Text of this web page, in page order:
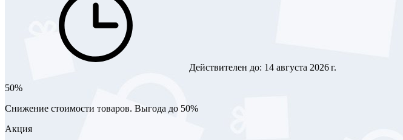
Действителен до: 14 августа 2026 г.
50%
Снижение стоимости товаров. Выгода до 50%
Акция